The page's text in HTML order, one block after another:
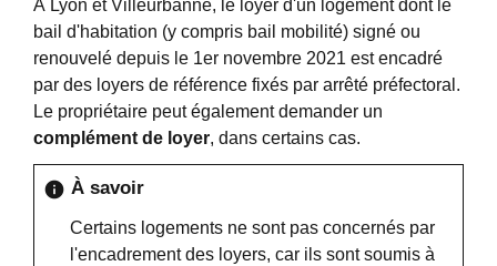
À Lyon et Villeurbanne, le loyer d'un logement dont le
bail d'habitation (y compris bail mobilité) signé ou
renouvelé depuis le 1er novembre 2021 est encadré
par des loyers de référence fixés par arrêté préfectoral.
Le propriétaire peut également demander un
complément de loyer, dans certains cas.
info À savoir
Certains logements ne sont pas concernés par
l'encadrement des loyers, car ils sont soumis à